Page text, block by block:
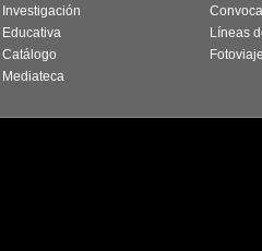
Investigación
Educativa
Catálogo
Mediateca
Líneas